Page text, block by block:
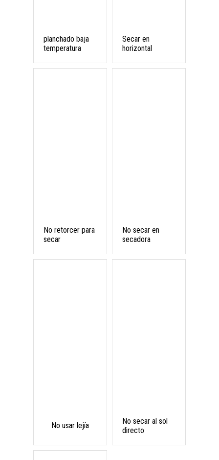
planchado baja
temperatura
Secar en
horizontal
No retorcer para
secar
No secar en
secadora
No usar lejía
No secar al sol
directo